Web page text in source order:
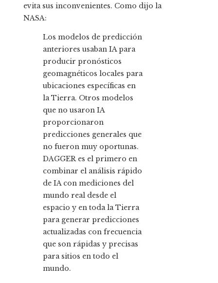
evita sus inconvenientes. Como dijo la
NASA:
Los modelos de predicción
anteriores usaban IA para
producir pronósticos
geomagnéticos locales para
ubicaciones específicas en
la Tierra. Otros modelos
que no usaron IA
proporcionaron
predicciones generales que
no fueron muy oportunas.
DAGGER es el primero en
combinar el análisis rápido
de IA con mediciones del
mundo real desde el
espacio y en toda la Tierra
para generar predicciones
actualizadas con frecuencia
que son rápidas y precisas
para sitios en todo el
mundo.